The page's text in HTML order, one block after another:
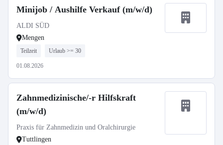
Minijob / Aushilfe Verkauf (m/w/d)
ALDI SÜD
Mengen
Teilzeit Urlaub >= 30
01.08.2026
Zahnmedizinische/-r Hilfskraft
(m/w/d)
Praxis für Zahnmedizin und Oralchirurgie
Tuttlingen